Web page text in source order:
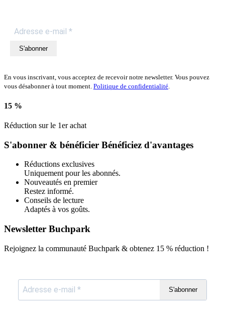
S'abonner
En vous inscrivant, vous acceptez de recevoir notre newsletter. Vous pouvez
vous désabonner à tout moment. Politique de confidentialité.
15 %
Réduction sur le 1er achat
S'abonner & bénéficier Bénéficiez d'avantages
Réductions exclusives
Uniquement pour les abonnés.
Nouveautés en premier
Restez informé.
Conseils de lecture
Adaptés à vos goûts.
Newsletter Buchpark
Rejoignez la communauté Buchpark & obtenez 15 % réduction !
S'abonner